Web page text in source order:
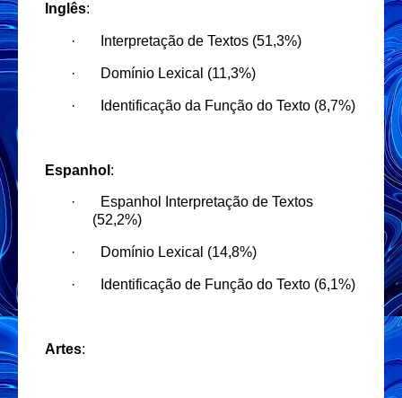
Inglês:
· Interpretação de Textos (51,3%)
· Domínio Lexical (11,3%)
· Identificação da Função do Texto (8,7%)
Espanhol :
·
Espanhol Interpretação de Textos
(52,2%)
· Domínio Lexical (14,8%)
· Identificação de Função do Texto (6,1%)
Artes: